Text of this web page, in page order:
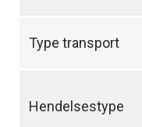
Type transport
Hendelsestype